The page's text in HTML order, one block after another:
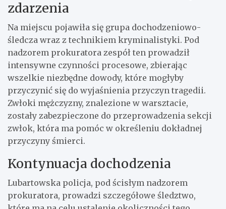
zdarzenia
Na miejscu pojawiła się grupa dochodzeniowo-
śledcza wraz z technikiem kryminalistyki. Pod
nadzorem prokuratora zespół ten prowadził
intensywne czynności procesowe, zbierając
wszelkie niezbędne dowody, które mogłyby
przyczynić się do wyjaśnienia przyczyn tragedii.
Zwłoki mężczyzny, znalezione w warsztacie,
zostały zabezpieczone do przeprowadzenia sekcji
zwłok, która ma pomóc w określeniu dokładnej
przyczyny śmierci.
Kontynuacja dochodzenia
Lubartowska policja, pod ścisłym nadzorem
prokuratora, prowadzi szczegółowe śledztwo,